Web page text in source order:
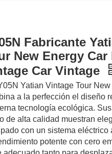
Fabricante
New Energy Car
Car Vintage
Yatian Vintage Tour
a la perfección el diseño
tecnología ecológica.
de alta calidad muestran
con un sistema eléctrico
potente con cero